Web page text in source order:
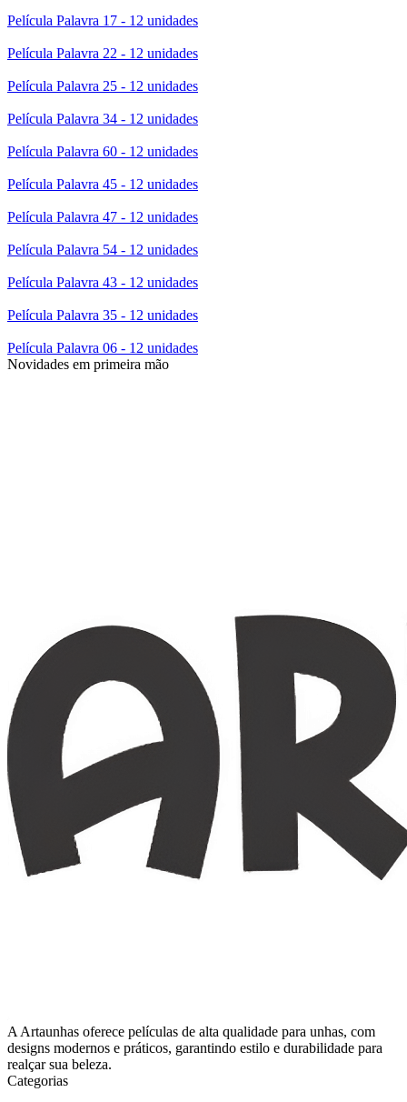
Película Palavra 17 - 12 unidades
Película Palavra 22 - 12 unidades
Película Palavra 25 - 12 unidades
Película Palavra 34 - 12 unidades
Película Palavra 60 - 12 unidades
Película Palavra 45 - 12 unidades
Película Palavra 47 - 12 unidades
Película Palavra 54 - 12 unidades
Película Palavra 43 - 12 unidades
Película Palavra 35 - 12 unidades
Película Palavra 06 - 12 unidades
Novidades em primeira mão
A Artaunhas oferece películas de alta qualidade para unhas, com
designs modernos e práticos, garantindo estilo e durabilidade para
realçar sua beleza.
Categorias